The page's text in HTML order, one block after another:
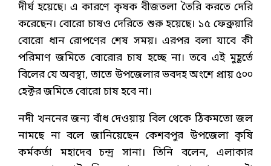
দীর্ঘ হয়েছে। এ কারণে কৃষক বীজতলা তৈরি করতে দেরি
করেছেন। বোরো চাষও দেরিতে শুরু হয়েছে। ১৫ ফেব্রুয়ারি
বোরো ধান রোপণের শেষ সময়। এরপর বলা যাবে কী
পরিমাণ জমিতে বোরোর চাষ হচ্ছে না। তবে এই মুহূর্তে
বিলের যে অবস্থা, তাতে উপজেলার ভবদহ অংশে প্রায় ৫০০
হেক্টর জমিতে বোরো চাষ হবে না।
নদী খননের জন্য বাঁধ দেওয়ায় বিল থেকে ঠিকমতো জল
নামছে না বলে জানিয়েছেন কেশবপুর উপজেলা কৃষি
কর্মকর্তা মহাদেব চন্দ্র সানা। তিনি বলেন, এলাকার